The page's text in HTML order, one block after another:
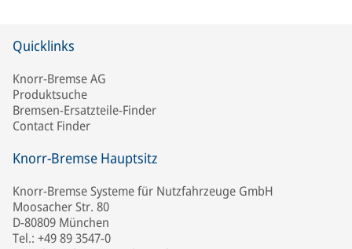
Quicklinks
Knorr-Bremse AG
Produktsuche
Bremsen-Ersatzteile-Finder
Contact Finder
Knorr-Bremse Hauptsitz
Knorr-Bremse Systeme für Nutzfahrzeuge GmbH
Moosacher Str. 80
D-80809 München
Tel.: +49 89 3547-0